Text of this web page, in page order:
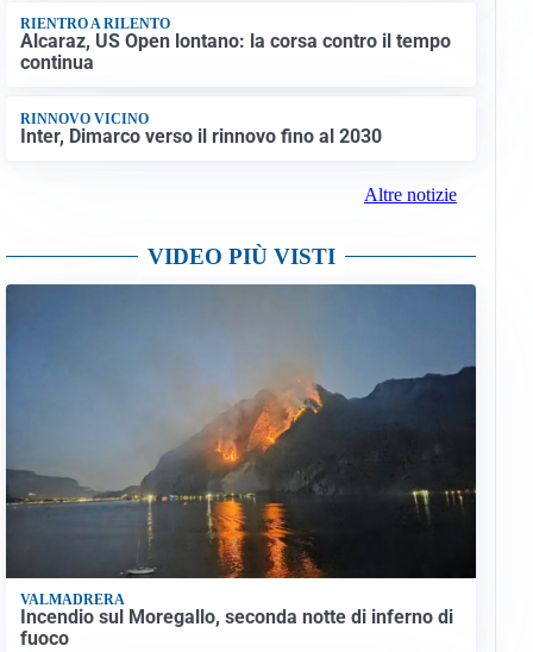
RIENTRO A RILENTO
Alcaraz, US Open lontano: la corsa contro il tempo
continua
RINNOVO VICINO
Inter, Dimarco verso il rinnovo fino al 2030
Altre notizie
VIDEO PIÙ VISTI
VALMADRERA
Incendio sul Moregallo, seconda notte di inferno di
fuoco